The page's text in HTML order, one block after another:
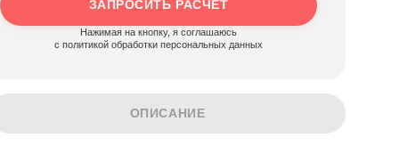
ЗАПРОСИТЬ РАСЧЕТ
Нажимая на кнопку, я соглашаюсь
c политикой обработки персональных данных
ОПИСАНИЕ